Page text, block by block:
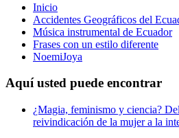
Inicio
Accidentes Geográficos del
Música instrumental de Ecuador
Frases con un estilo diferente
NoemiJoya
Aquí usted puede encontrar
¿Magia, feminismo y ciencia?
reivindicación de la mujer a la